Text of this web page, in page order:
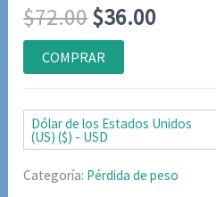
con4.75de
5 en base
a
valoraciones
de clientes
$72.00El
precio
original
era:
$72.00.
$36.00El
actual
es:
$36.00.
COMPRAR
Dólar de los Estados Unidos
(US) ($) - USD
Categoría: Pérdida de peso